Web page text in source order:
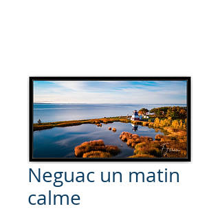
Neguac un matin
calme